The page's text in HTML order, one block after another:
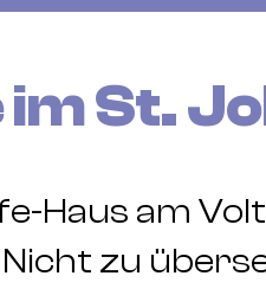
im St.
Haus am
zu